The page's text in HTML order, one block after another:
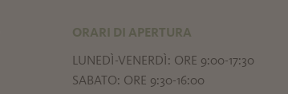
ORARI DI APERTURA
LUNEDÌ-VENERDÌ: ORE 9:00-17:30
SABATO: ORE 9:30-16:00